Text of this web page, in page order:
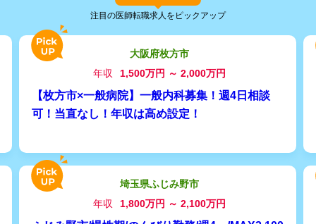
注目の医師転職求人をピックアップ
大阪府枚方市
年収
1,500万円 ～ 2,000万円
【枚方市×一般病院】一般内科募集！週4日相談
可！当直なし！年収は高め設定！
埼玉県ふじみ野市
年収
1,800万円 ～ 2,100万円